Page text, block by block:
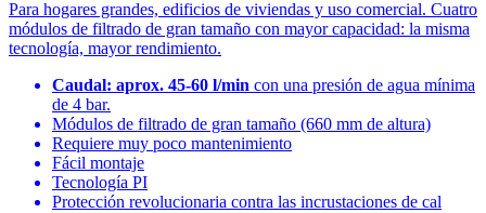
Para hogares grandes, edificios de viviendas y uso comercial. Cuatro
módulos de filtrado de gran tamaño con mayor capacidad: la misma
tecnología, mayor rendimiento.
Caudal: aprox. 45-60 l/min con una presión de agua mínima
de 4 bar.
Módulos de filtrado de gran tamaño (660 mm de altura)
Requiere muy poco mantenimiento
Fácil montaje
Tecnología PI
Protección revolucionaria contra las incrustaciones de cal